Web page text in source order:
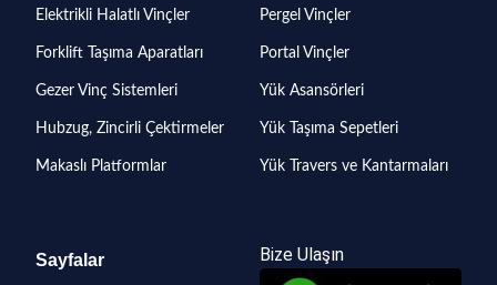
Elektrikli Halatlı Vinçler
Forklift Taşıma Aparatları
Gezer Vinç Sistemleri
Hubzug, Zincirli Çektirmeler
Makaslı Platformlar
Pergel Vinçler
Portal Vinçler
Yük Asansörleri
Yük Taşıma Sepetleri
Yük Travers ve Kantarmaları
Sayfalar Bize Ulaşın